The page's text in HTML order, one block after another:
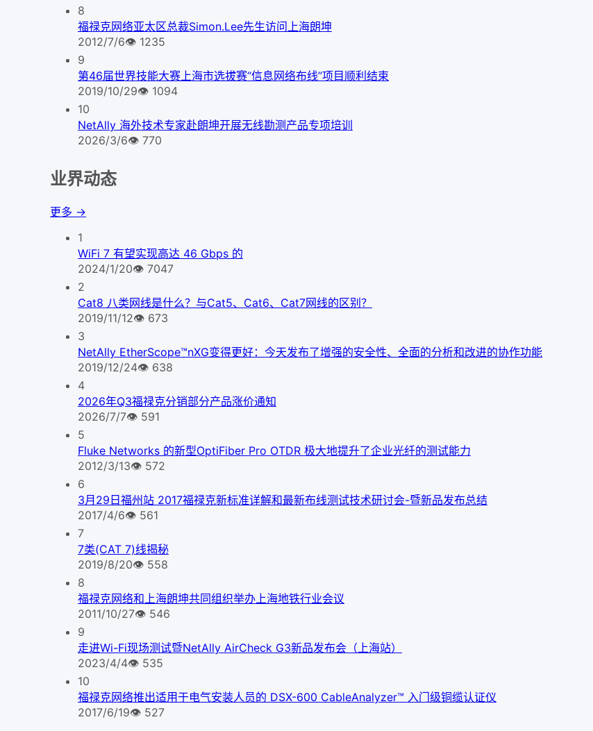
8
福禄克网络亚太区总裁Simon.Lee先生访问上海朗坤
2012/7/6👁 1235
9
第46届世界技能大赛上海市选拔赛“信息网络布线”项目顺利结束
2019/10/29👁 1094
10
NetAlly 海外技术专家赴朗坤开展无线勘测产品专项培训
2026/3/6👁 770
业界动态
更多 →
1
WiFi 7 有望实现高达 46 Gbps 的
2024/1/20👁 7047
2
Cat8 八类网线是什么？与Cat5、Cat6、Cat7网线的区别？
2019/11/12👁 673
3
NetAlly EtherScope™nXG变得更好：今天发布了增强的安全性、全面的分析和改进的协作功能
2019/12/24👁 638
4
2026年Q3福禄克分销部分产品涨价通知
2026/7/7👁 591
5
Fluke Networks 的新型OptiFiber Pro OTDR 极大地提升了企业光纤的测试能力
2012/3/13👁 572
6
3月29日福州站 2017福禄克新标准详解和最新布线测试技术研讨会-暨新品发布总结
2017/4/6👁 561
7
7类(CAT 7)线揭秘
2019/8/20👁 558
8
福禄克网络和上海朗坤共同组织举办上海地铁行业会议
2011/10/27👁 546
9
走进Wi-Fi现场测试暨NetAlly AirCheck G3新品发布会（上海站）
2023/4/4👁 535
10
福禄克网络推出适用于电气安装人员的 DSX-600 CableAnalyzer™ 入门级铜缆认证仪
2017/6/19👁 527